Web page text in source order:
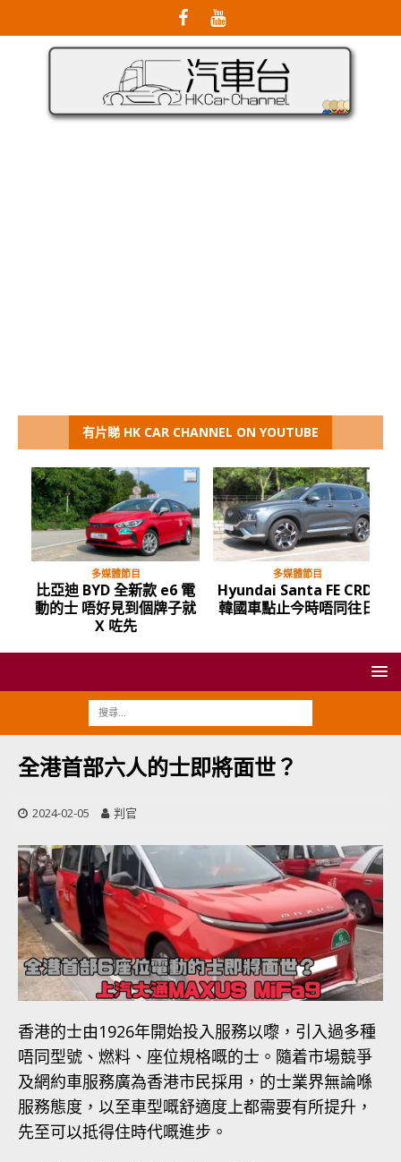
有片睇 HK CAR CHANNEL ON YOUTUBE
多媒體節目
比亞迪 BYD 全新款 e6 電
動的士 唔好見到個牌子就
X 咗先
多媒體節目
Hyundai Santa FE CRDi
韓國車點止今時唔同往日
全港首部六人的士即將面世？
2024-02-05 判官
香港的士由1926年開始投入服務以嚟，引入過多種
唔同型號、燃料、座位規格嘅的士。隨着市場競爭
及網約車服務廣為香港市民採用，的士業界無論喺
服務態度，以至車型嘅舒適度上都需要有所提升，
先至可以抵得住時代嘅進步。